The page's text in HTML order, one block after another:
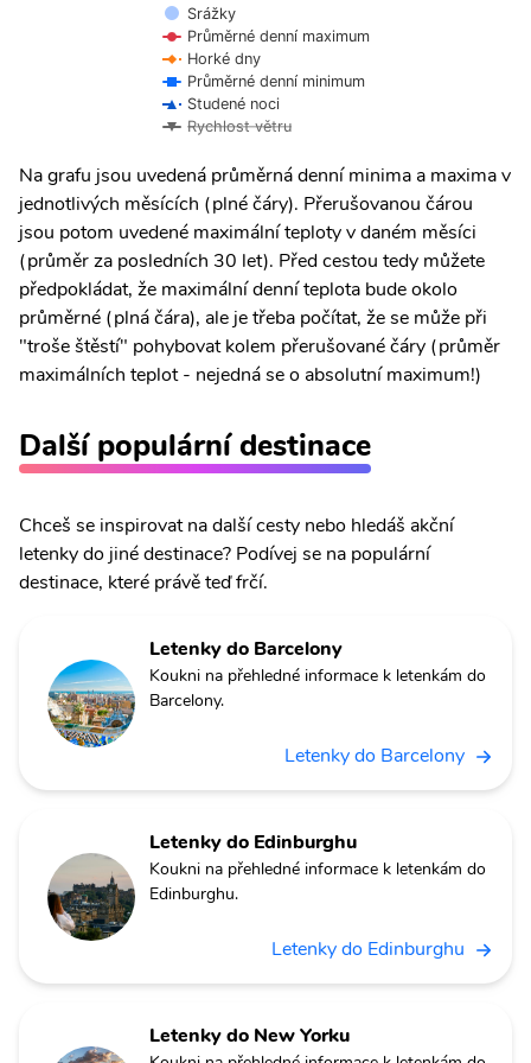
Srážky
Průměrné denní maximum
Horké dny
Průměrné denní minimum
Studené noci
Rychlost větru
Na grafu jsou uvedená průměrná denní minima a maxima v
jednotlivých měsících (plné čáry). Přerušovanou čárou
jsou potom uvedené maximální teploty v daném měsíci
(průměr za posledních 30 let). Před cestou tedy můžete
předpokládat, že maximální denní teplota bude okolo
průměrné (plná čára), ale je třeba počítat, že se může při
"troše štěstí" pohybovat kolem přerušované čáry (průměr
maximálních teplot - nejedná se o absolutní maximum!)
Další populární destinace
Chceš se inspirovat na další cesty nebo hledáš akční
letenky do jiné destinace? Podívej se na populární
destinace, které právě teď frčí.
Letenky do Barcelony
Koukni na přehledné informace k letenkám do
Barcelony.
Letenky do Barcelony
Letenky do Edinburghu
Koukni na přehledné informace k letenkám do
Edinburghu.
Letenky do Edinburghu
Letenky do New Yorku